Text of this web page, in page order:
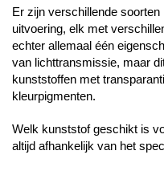
Er zijn verschillende
uitvoering, elk met
echter allemaal één
van lichttransmissie, maar
kunststoffen met
kleurpigmenten.
Welk kunststof geschikt is
altijd afhankelijk van het